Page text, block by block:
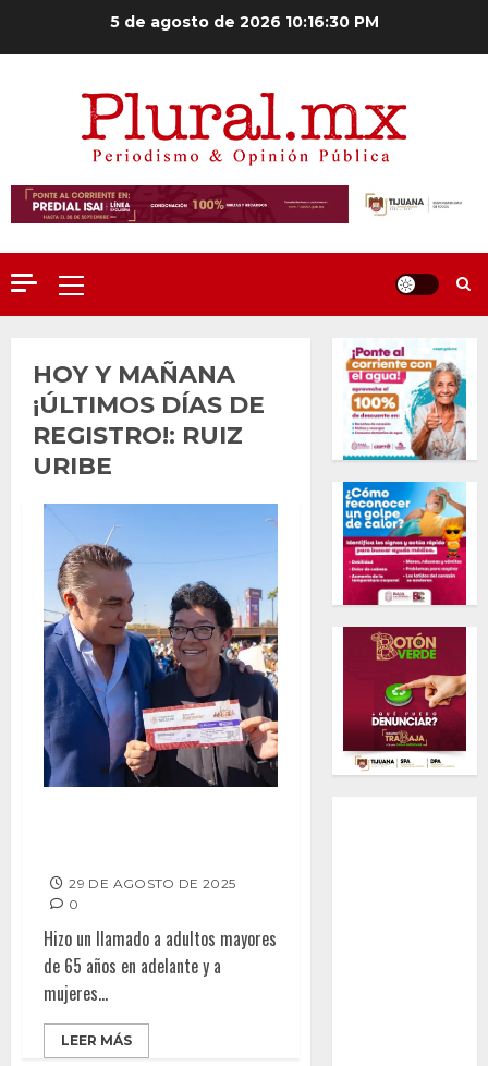
5 de agosto de 202610:16:31 PM
Menú
principal
HOY Y MAÑANA
¡ÚLTIMOS DÍAS DE
REGISTRO!: RUIZ
URIBE
29 DE AGOSTO DE 2025
0
Hizo un llamado a adultos mayores
de 65 años en adelante y a
mujeres...
LEER MÁS